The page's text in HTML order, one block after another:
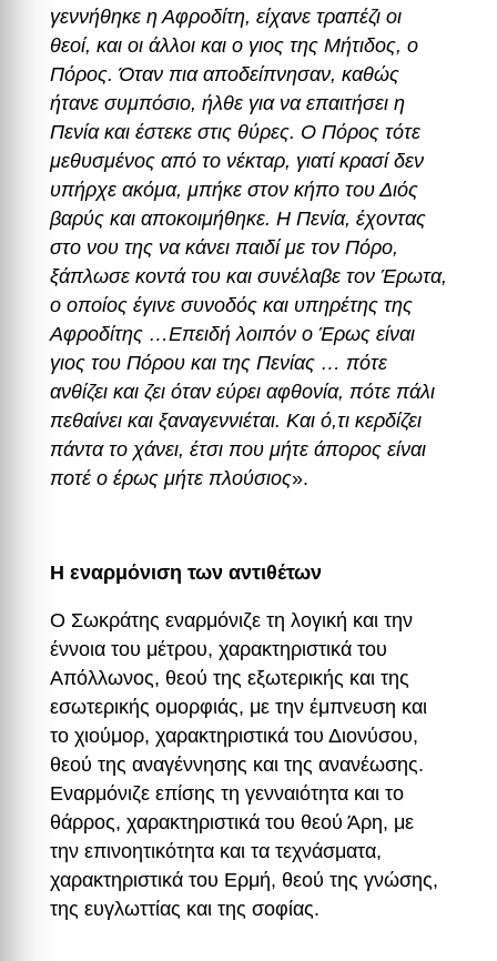
γεννήθηκε η Αφροδίτη, είχανε τραπέζι οι
θεοί, και οι άλλοι και ο γιος της Μήτιδος, ο
Πόρος. Όταν πια αποδείπνησαν, καθώς
ήτανε συμπόσιο, ήλθε για να επαιτήσει η
Πενία και έστεκε στις θύρες. Ο Πόρος τότε
μεθυσμένος από το νέκταρ, γιατί κρασί δεν
υπήρχε ακόμα, μπήκε στον κήπο του Διός
βαρύς και αποκοιμήθηκε. Η Πενία, έχοντας
στο νου της να κάνει παιδί με τον Πόρο,
ξάπλωσε κοντά του και συνέλαβε τον Έρωτα,
ο οποίος έγινε συνοδός και υπηρέτης της
Αφροδίτης …Επειδή λοιπόν ο Έρως είναι
γιος του Πόρου και της Πενίας … πότε
ανθίζει και ζει όταν εύρει αφθονία, πότε πάλι
πεθαίνει και ξαναγεννιέται. Και ό,τι κερδίζει
πάντα το χάνει, έτσι που μήτε άπορος είναι
ποτέ ο έρως μήτε πλούσιος».
Η εναρμόνιση των αντιθέτων
Ο Σωκράτης εναρμόνιζε τη λογική και την
έννοια του μέτρου, χαρακτηριστικά του
Απόλλωνος, θεού της εξωτερικής και της
εσωτερικής ομορφιάς, με την έμπνευση και
το χιούμορ, χαρακτηριστικά του Διονύσου,
θεού της αναγέννησης και της ανανέωσης.
Εναρμόνιζε επίσης τη γενναιότητα και το
θάρρος, χαρακτηριστικά του θεού Άρη, με
την επινοητικότητα και τα τεχνάσματα,
χαρακτηριστικά του Ερμή, θεού της γνώσης,
της ευγλωττίας και της σοφίας.